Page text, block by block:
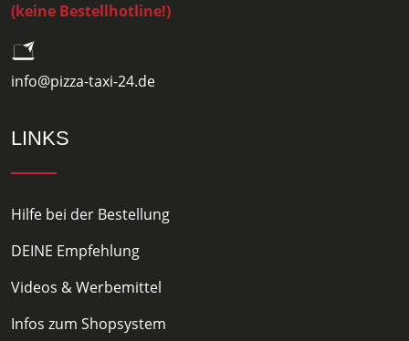
(keine Bestellhotline!)
info@pizza-taxi-24.de
LINKS
Hilfe bei der Bestellung
DEINE Empfehlung
Videos & Werbemittel
Infos zum Shopsystem